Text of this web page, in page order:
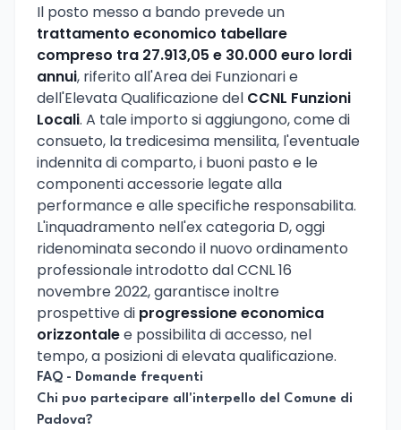
Il posto messo a bando prevede un
trattamento economico tabellare
compreso tra 27.913,05 e 30.000 euro lordi
annui, riferito all'Area dei Funzionari e
dell'Elevata Qualificazione del CCNL Funzioni
Locali. A tale importo si aggiungono, come di
consueto, la tredicesima mensilita, l'eventuale
indennita di comparto, i buoni pasto e le
componenti accessorie legate alla
performance e alle specifiche responsabilita.
L'inquadramento nell'ex categoria D, oggi
ridenominata secondo il nuovo ordinamento
professionale introdotto dal CCNL 16
novembre 2022, garantisce inoltre
prospettive di progressione economica
orizzontalee possibilita di accesso, nel
tempo, a posizioni di elevata qualificazione.
FAQ - Domande frequenti
Chi puo partecipare all'interpello del Comune di
Padova?